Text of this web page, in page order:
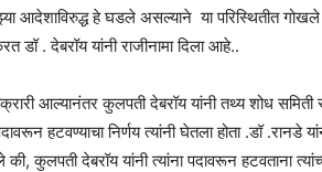
आदेशाविरुद्ध हे घडले असल्याने या परिस्थितीत
. देबरॉय यांनी राजीनामा दिला आहे..
आल्यानंतर कुलपती देबरॉय यांनी तथ्य शोध समिती
हटवण्याचा निर्णय त्यांनी घेतला होता .डॉ .रानडे
कुलपती देबरॉय यांनी त्यांना पदावरून हटवताना